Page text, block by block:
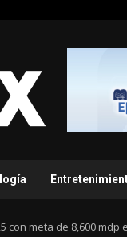
con meta de 8,600